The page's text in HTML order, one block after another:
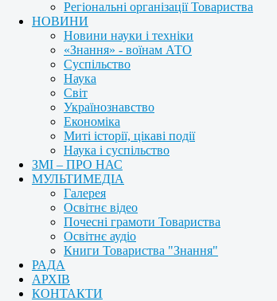
Регіональні організації Товариства
НОВИНИ
Новини науки і техніки
«Знання» - воїнам АТО
Суспільство
Наука
Світ
Українознавство
Економіка
Миті історії, цікаві події
Наука і суспільство
ЗМІ – ПРО НАС
МУЛЬТИМЕДІА
Галерея
Освітнє відео
Почесні грамоти Товариства
Освітнє аудіо
Книги Товариства "Знання"
РАДА
АРХІВ
КОНТАКТИ